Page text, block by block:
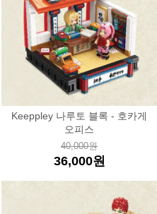
Keeppley 나루토 블록 - 호카게
오피스
40,000원
36,000원